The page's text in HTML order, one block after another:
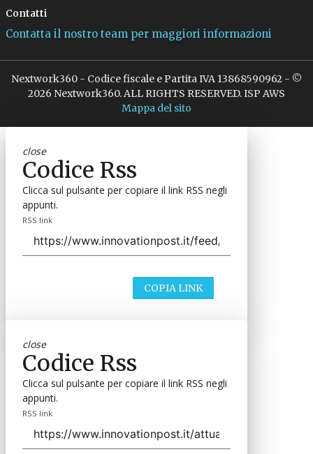
Contatti
Contatta il nostro team per maggiori informazioni
Nextwork360 - Codice fiscale e Partita IVA 13868590962 - ©
2026 Nextwork360. ALL RIGHTS RESERVED. ISP AWS
Mappa del sito
close
Codice Rss
Clicca sul pulsante per copiare il link RSS negli
appunti.
RSS link
COPIA LINK
close
Codice Rss
Clicca sul pulsante per copiare il link RSS negli
appunti.
RSS link